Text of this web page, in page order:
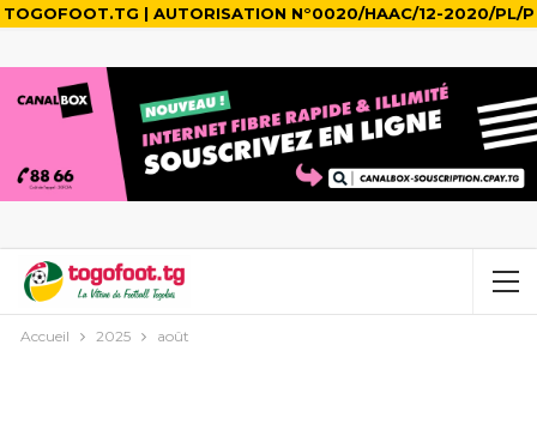
TOGOFOOT.TG | AUTORISATION N°0020/HAAC/12-2020/PL/P
Accueil 2025 août